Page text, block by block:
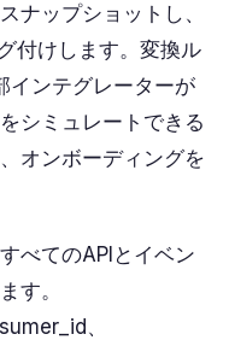
ナップショットし、
付けします。変換ル
インテグレーターが
シミュレートできる
オンボーディングを
べてのAPIとイベン
す。
、